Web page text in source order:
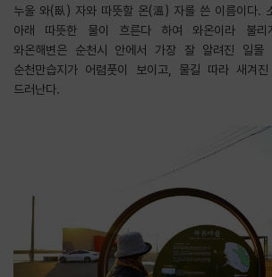
누울 와(臥) 자와 따뜻할 온(溫) 자를 쓴 이름이다.
아래 따뜻한 물이 흐른다 하여 와온이라 불리
와온해변은 순천시 안에서 가장 잘 알려진 일몰
순천만습지가 어렴풋이 보이고, 물길 따라 새겨
드러난다.